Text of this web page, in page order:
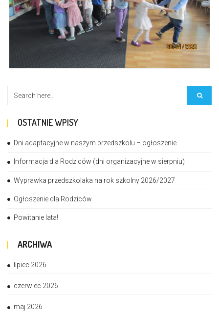
OSTATNIE WPISY
Dni adaptacyjne w naszym przedszkolu – ogłoszenie
Informacja dla Rodziców (dni organizacyjne w sierpniu)
Wyprawka przedszkolaka na rok szkolny 2026/2027
Ogłoszenie dla Rodziców
Powitanie lata!
ARCHIWA
lipiec 2026
czerwiec 2026
maj 2026